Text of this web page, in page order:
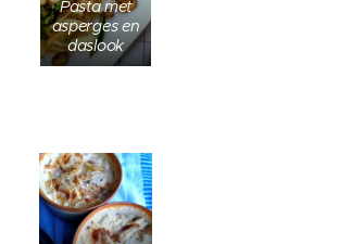
Pasta met
asperges en
daslook